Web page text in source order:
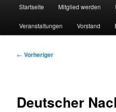
Startseite Mitglied werden
Veranstaltungen Vorstand
Beitragsnavigation
← Vorheriger
Deutscher